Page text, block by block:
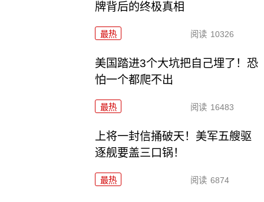
牌背后的终极真相
最热 阅读 10326
美国踏进3个大坑把自己埋了！恐
怕一个都爬不出
最热 阅读 16483
上将一封信捅破天！美军五艘驱
逐舰要盖三口锅！
最热 阅读 6874